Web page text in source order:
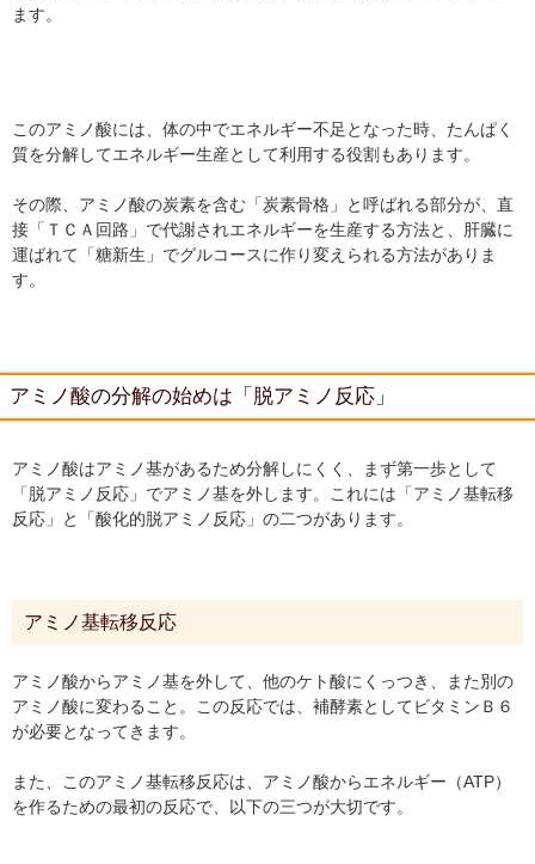
ます。
このアミノ酸には、体の中でエネルギー不足となった時、たんぱく
質を分解してエネルギー生産として利用する役割もあります。
その際、アミノ酸の炭素を含む「炭素骨格」と呼ばれる部分が、直
接「ＴＣＡ回路」で代謝されエネルギーを生産する方法と、肝臓に
運ばれて「糖新生」でグルコースに作り変えられる方法がありま
す。
アミノ酸の分解の始めは「脱アミノ反応」
アミノ酸はアミノ基があるため分解しにくく、まず第一歩として
「脱アミノ反応」でアミノ基を外します。これには「アミノ基転移
反応」と「酸化的脱アミノ反応」の二つがあります。
アミノ基転移反応
アミノ酸からアミノ基を外して、他のケト酸にくっつき、また別の
アミノ酸に変わること。この反応では、補酵素としてビタミンＢ６
が必要となってきます。
また、このアミノ基転移反応は、アミノ酸からエネルギー（ATP）
を作るための最初の反応で、以下の三つが大切です。